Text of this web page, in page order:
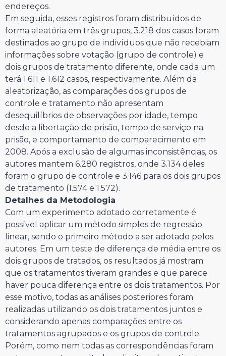
endereços.
Em seguida, esses registros foram distribuídos de
forma aleatória em três grupos, 3.218 dos casos foram
destinados ao grupo de indivíduos que não recebiam
informações sobre votação (grupo de controle) e
dois grupos de tratamento diferente, onde cada um
terá 1.611 e 1.612 casos, respectivamente. Além da
aleatorização, as comparações dos grupos de
controle e tratamento não apresentam
desequilíbrios de observações por idade, tempo
desde a libertação de prisão, tempo de serviço na
prisão, e comportamento de comparecimento em
2008. Após a exclusão de algumas inconsistências, os
autores mantem 6.280 registros, onde 3.134 deles
foram o grupo de controle e 3.146 para os dois grupos
de tratamento (1.574 e 1.572).
Detalhes da Metodologia
Com um experimento adotado corretamente é
possível aplicar um método simples de regressão
linear, sendo o primeiro método a ser adotado pelos
autores. Em um teste de diferença de média entre os
dois grupos de tratados, os resultados já mostram
que os tratamentos tiveram grandes e que parece
haver pouca diferença entre os dois tratamentos. Por
esse motivo, todas as análises posteriores foram
realizadas utilizando os dois tratamentos juntos e
considerando apenas comparações entre os
tratamentos agrupados e os grupos de controle.
Porém, como nem todas as correspondências foram